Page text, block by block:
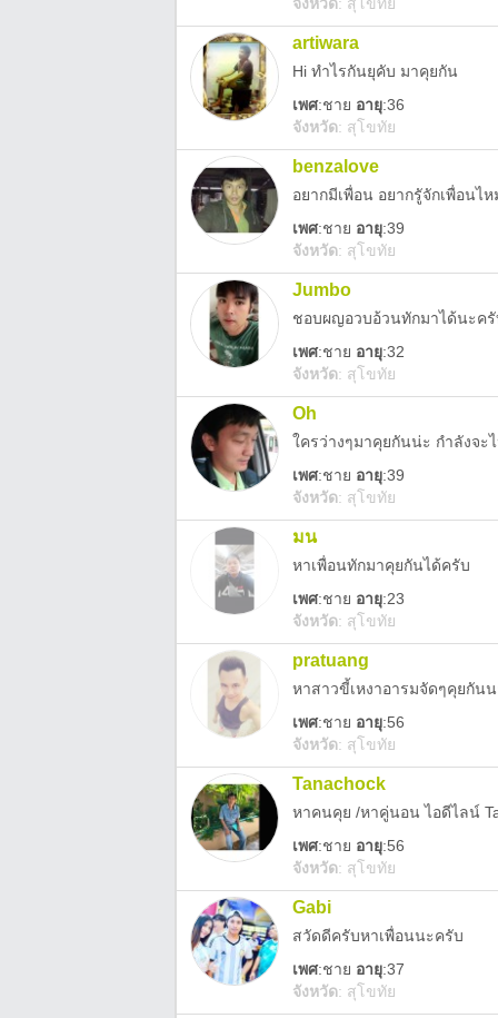
artiwara
Hi ทำไรกันยุคับ มาคุยกัน
เพศ:ชาย อายุ:36
จังหวัด: สุโขทัย
benzalove
อยากมีเพื่อน อยากรูัจักเพื่อนไห
เพศ:ชาย อายุ:39
จังหวัด: สุโขทัย
Jumbo
ชอบผญอวบอ้วนทักมาได้นะครั
เพศ:ชาย อายุ:32
จังหวัด: สุโขทัย
Oh
ใครว่างๆมาคุยกันน่ะ กำลังจะ
เพศ:ชาย อายุ:39
จังหวัด: สุโขทัย
มน
หาเพื่อนทักมาคุยกันได้ครับ
เพศ:ชาย อายุ:23
จังหวัด: สุโขทัย
pratuang
หาสาวขี้เหงาอารมจัดๆคุยกัน
เพศ:ชาย อายุ:56
จังหวัด: สุโขทัย
Tanachock
หาคนคุย /หาคู่นอน ไอดีไลน์
เพศ:ชาย อายุ:56
จังหวัด: สุโขทัย
Gabi
สวัดดีครับหาเพื่อนนะครับ
เพศ:ชาย อายุ:37
จังหวัด: สุโขทัย